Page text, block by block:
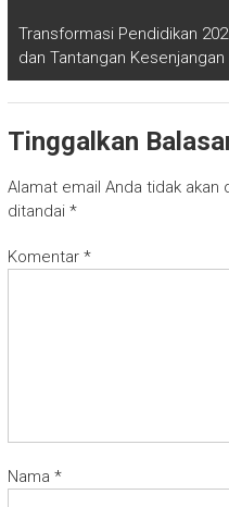
Transformasi Pendidikan
dan Tantangan Kesenjangan
Tinggalkan
Alamat email Anda tidak akan
ditandai *
Komentar *
Nama *